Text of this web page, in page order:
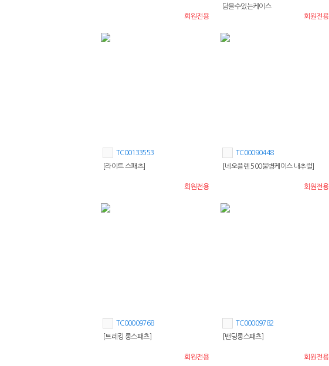
회원전용
담을수있는케이스
회원전용
TC00133553
[라이트 스패츠]
회원전용
TC00090448
[네오플렌 500물병케이스 내추럴]
회원전용
TC00009768
[트레킹 롱스패츠]
회원전용
TC00009782
[밴딩롱스패츠]
회원전용